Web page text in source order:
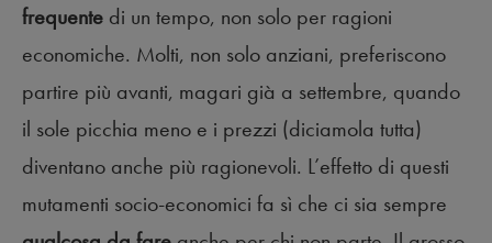
frequente di un tempo, non solo per ragioni
economiche. Molti, non solo anziani, preferiscono
partire più avanti, magari già a settembre, quando
il sole picchia meno e i prezzi (diciamola tutta)
diventano anche più ragionevoli. L’effetto di questi
mutamenti socio-economici fa sì che ci sia sempre